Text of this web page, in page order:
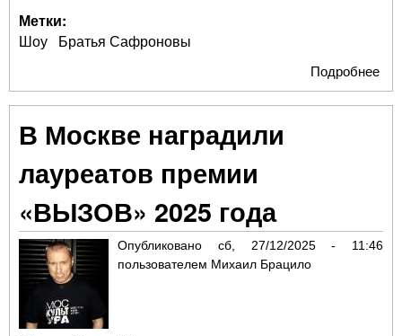
Метки:
Шоу
Братья Сафроновы
Подробнее
В Москве наградили
лауреатов премии
«ВЫЗОВ» 2025 года
Опубликовано сб, 27/12/2025 - 11:46
пользователем Михаил Брацило